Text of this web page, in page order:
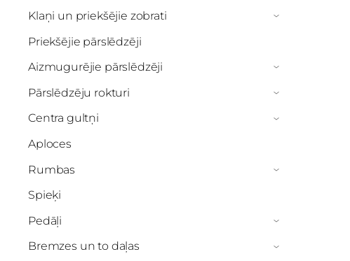
Klaņi un priekšējie zobrati ›
Priekšējie pārslēdzēji
Aizmugurējie pārslēdzēji
›
Pārslēdzēju rokturi ›
Centra gultņi ›
Aploces
Rumbas
›
Spieķi
Pedāļi
›
Bremzes un to daļas ›